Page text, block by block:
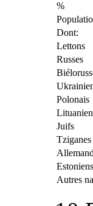
%
Dont:
Lettons
Russes
Polonais
Juifs
Tziganes
Estoniens
Autres